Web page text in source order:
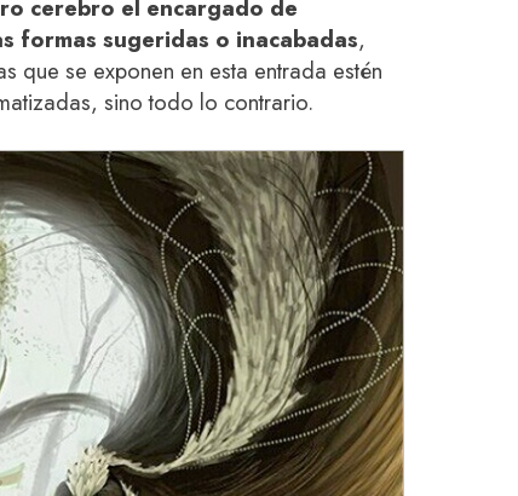
cerebro el encargado de
formas sugeridas o inacabadas,
que se exponen en esta entrada estén
sino todo lo contrario.